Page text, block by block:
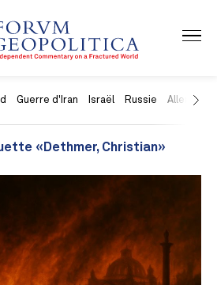
Guerre d'Iran Israël Russie Allemagne
«Dethmer, Christian»